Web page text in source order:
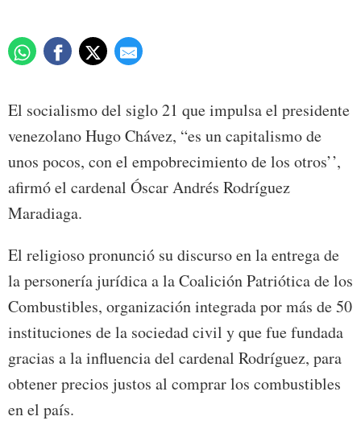
El socialismo del siglo 21 que impulsa el presidente
venezolano Hugo Chávez, “es un capitalismo de
unos pocos, con el empobrecimiento de los otros’’,
afirmó el cardenal Óscar Andrés Rodríguez
Maradiaga.
El religioso pronunció su discurso en la entrega de
la personería jurídica a la Coalición Patriótica de los
Combustibles, organización integrada por más de 50
instituciones de la sociedad civil y que fue fundada
gracias a la influencia del cardenal Rodríguez, para
obtener precios justos al comprar los combustibles
en el país.